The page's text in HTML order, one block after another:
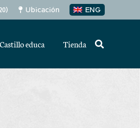
Ubicación ENG
educa Tienda